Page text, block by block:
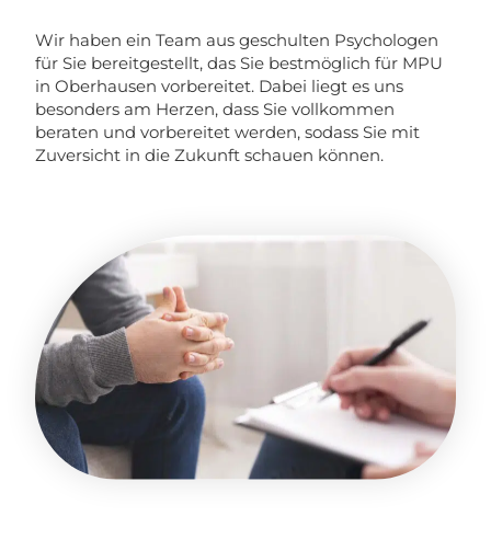
Wir haben ein Team aus geschulten Psychologen
für Sie bereitgestellt, das Sie bestmöglich für MPU
in Oberhausen vorbereitet. Dabei liegt es uns
besonders am Herzen, dass Sie vollkommen
beraten und vorbereitet werden, sodass Sie mit
Zuversicht in die Zukunft schauen können.